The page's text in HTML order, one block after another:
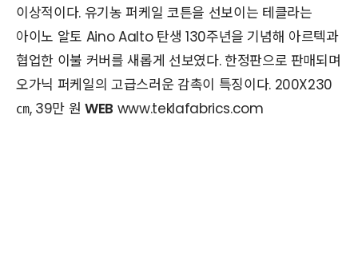
이상적이다. 유기농 퍼케일 코튼을 선보이는 테클라는
아이노 알토 Aino Aalto 탄생 130주년을 기념해 아르텍과
협업한 이불 커버를 새롭게 선보였다. 한정판으로 판매되며
오가닉 퍼케일의 고급스러운 감촉이 특징이다. 200X230
㎝, 39만 원 WEB www.teklafabrics.com